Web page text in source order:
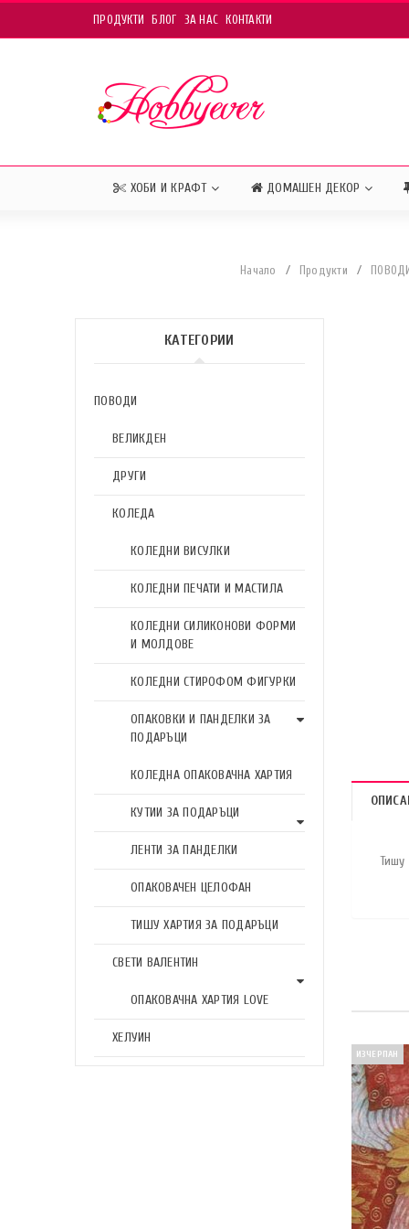
ПРОДУКТИ БЛОГ ЗА НАС КОНТАКТИ
ХОБИ И КРАФТ ДОМАШЕН ДЕКОР
Начало / Продукти /
КАТЕГОРИИ
ПОВОДИ
ВЕЛИКДЕН
ДРУГИ
КОЛЕДА
КОЛЕДНИ ВИСУЛКИ
КОЛЕДНИ ПЕЧАТИ И МАСТИЛА
КОЛЕДНИ СИЛИКОНОВИ ФОРМИ
И МОЛДОВЕ
КОЛЕДНИ СТИРОФОМ ФИГУРКИ
ОПАКОВКИ И ПАНДЕЛКИ ЗА
ПОДАРЪЦИ
КОЛЕДНА ОПАКОВАЧНА ХАРТИЯ
КУТИИ ЗА ПОДАРЪЦИ
ЛЕНТИ ЗА ПАНДЕЛКИ
ОПАКОВАЧЕН ЦЕЛОФАН
ТИШУ ХАРТИЯ ЗА ПОДАРЪЦИ
СВЕТИ ВАЛЕНТИН
ОПАКОВАЧНА ХАРТИЯ LOVE
ХЕЛУИН
Тишу
ИЗЧЕРПАН